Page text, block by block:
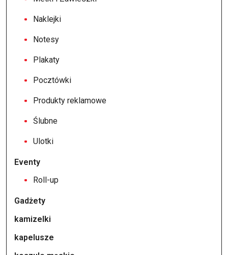
Naklejki
Notesy
Plakaty
Pocztówki
Produkty reklamowe
Ślubne
Ulotki
Eventy
Roll-up
Gadżety
kamizelki
kapelusze